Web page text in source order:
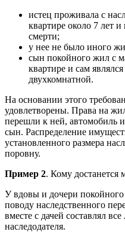
истец проживала с
квартире около 7 лет
смерти;
у нее не было иного
сын покойного жил с
квартире и сам
двухкомнатной.
На основании этого
удовлетворены. Права на
перешли к ней, автомобиль
сын. Распределение
установленного размера
поровну.
Пример 2. Кому достанется
У вдовы и дочери
поводу наследственного
вместе с дачей составлял
наследодателя.